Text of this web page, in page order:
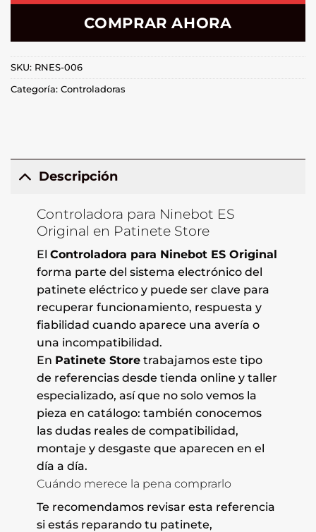
COMPRAR AHORA
SKU: RNES-006
Categoría: Controladoras
Descripción
Controladora para Ninebot ES
Original en Patinete Store
El Controladora para Ninebot ES Original
forma parte del sistema electrónico del
patinete eléctrico y puede ser clave para
recuperar funcionamiento, respuesta y
fiabilidad cuando aparece una avería o
una incompatibilidad.
En Patinete Storetrabajamos este tipo
de referencias desde tienda online y taller
especializado, así que no solo vemos la
pieza en catálogo: también conocemos
las dudas reales de compatibilidad,
montaje y desgaste que aparecen en el
día a día.
Cuándo merece la pena comprarlo
Te recomendamos revisar esta referencia
si estás reparando tu patinete,